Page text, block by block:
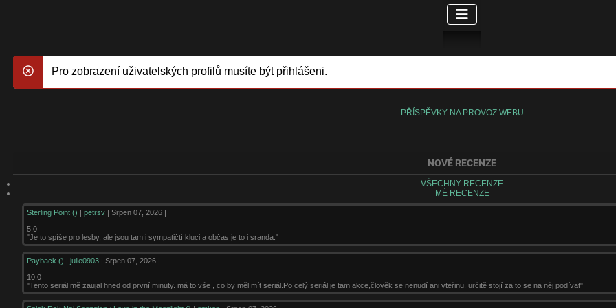
dangerPro zobrazení uživatelských profilů musíte být přihlášeni.
PŘÍSPĚVKY NA PROVOZ WEBU
NOVÉ RECENZE
VŠECHNY RECENZE
MÉ RECENZE
Sterling Point () |petrsv | Srpen 07, 2026 |
5.0
"Je to spíše pro lesby, ale jsou tam i sympatičtí kluci a občas je to i sranda."
Payback () |julie0903 | Srpen 07, 2026 |
10.0
"Tento seriál mě zaujal hned od první minuty. má to vše , co by měl mít seriál.Po celý seriál je tam akce,člověk se nenudí ani vteřinu. určitě stojí za to se na něj podívat"